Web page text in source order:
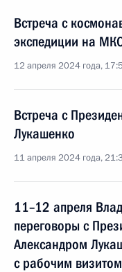
Встреча с
экспедиции на
12 апреля 2024 года,
Встреча с
Лукашенко
11 апреля 2024 года,
11–12 апреля
переговоры с
Александром
с рабочим визитом